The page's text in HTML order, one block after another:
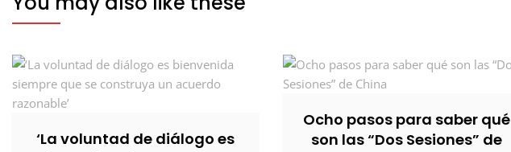
‘La voluntad de diálogo es
Ocho pasos para saber qué
son las “Dos Sesiones” de